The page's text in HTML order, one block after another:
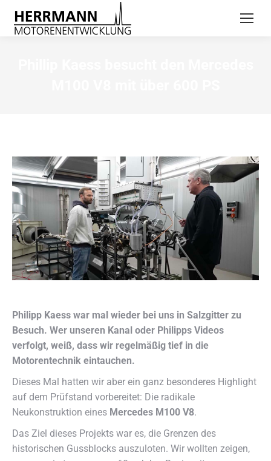
Philipp Kaess war mal wieder bei uns in Salzgitter zu
Besuch. Wer unseren Kanal oder Philipps Videos
verfolgt, weiß, dass wir regelmäßig tief in die
Motorentechnik eintauchen.
Dieses Mal hatten wir aber ein ganz besonderes Highlight
auf dem Prüfstand vorbereitet: Die radikale
Neukonstruktion eines Mercedes M100 V8.
Das Ziel dieses Projekts war es, die Grenzen des
historischen Gussblocks auszuloten. Wir wollten zeigen,